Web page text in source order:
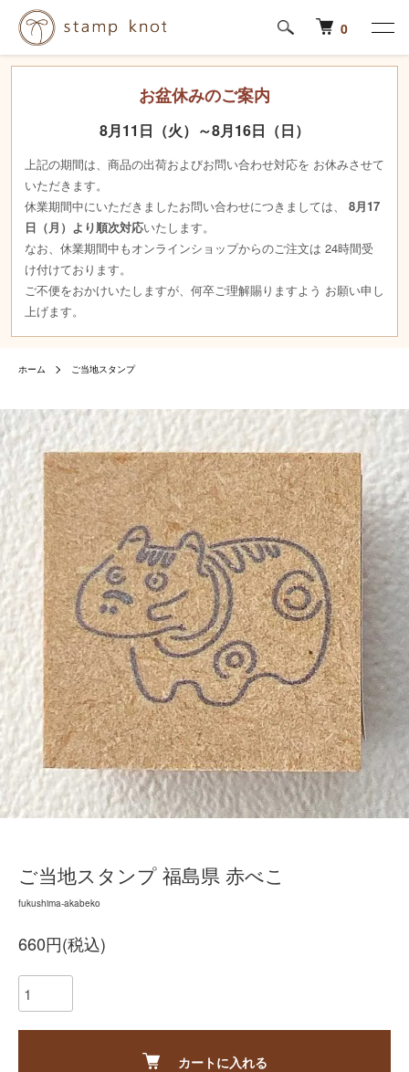
0
お盆休みのご案内
8月11日（火）～8月16日（日）
上記の期間は、商品の出荷およびお問い合わせ対応を お休みさせて
いただきます。
休業期間中にいただきましたお問い合わせにつきましては、 8月17
日（月）より順次対応いたします。
なお、休業期間中もオンラインショップからのご注文は 24時間受
け付けております。
ご不便をおかけいたしますが、何卒ご理解賜りますよう お願い申し
上げます。
ホーム ご当地スタンプ
ご当地スタンプ 福島県 赤べこ
fukushima-akabeko
660円(税込)
カートに入れる